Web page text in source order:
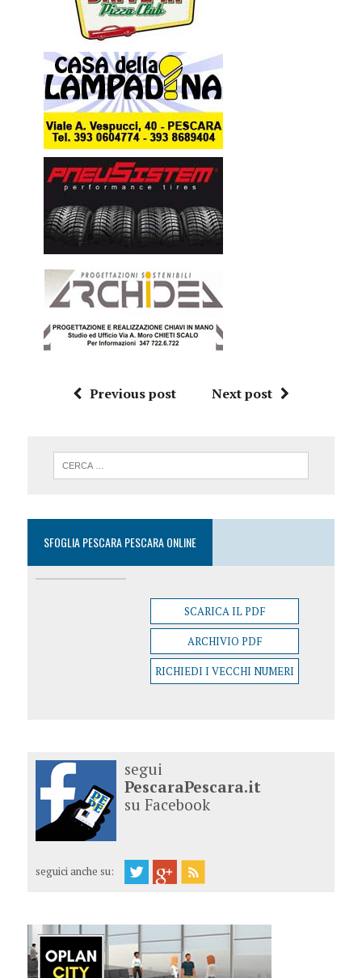
Previous post Next post
SFOGLIA PESCARA PESCARA ONLINE
SCARICA IL PDF
ARCHIVIO PDF
RICHIEDI I VECCHI NUMERI
segui
PescaraPescara.it
su Facebook
seguici anche su: